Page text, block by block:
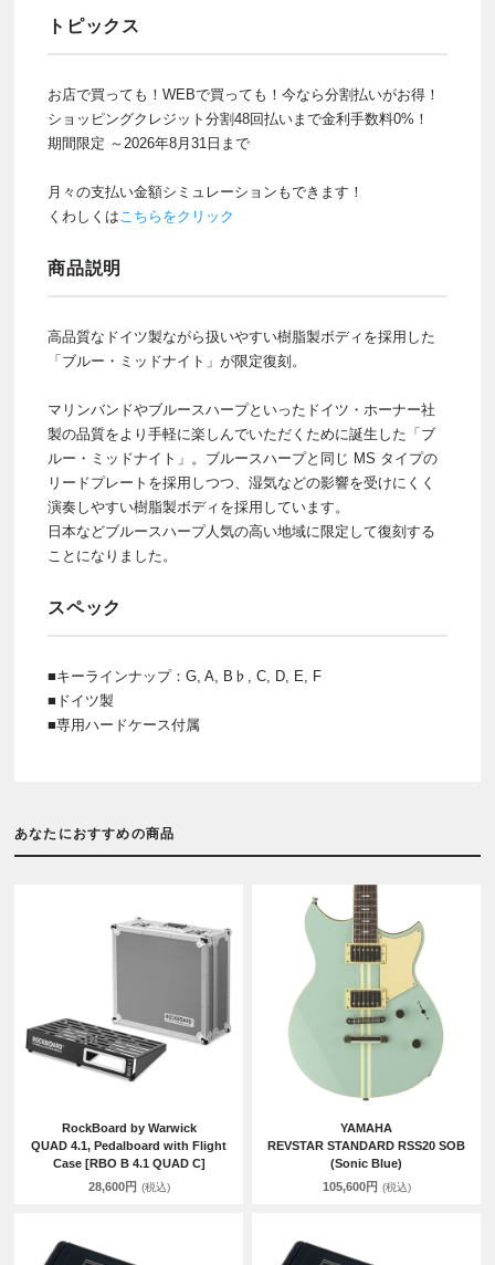
トピックス
お店で買っても！WEBで買っても！今なら分割払いがお得！
ショッピングクレジット分割48回払いまで金利手数料0%！
期間限定 ～2026年8月31日まで
月々の支払い金額シミュレーションもできます！
くわしくはこちらをクリック
商品説明
高品質なドイツ製ながら扱いやすい樹脂製ボディを採用した
「ブルー・ミッドナイト」が限定復刻。
マリンバンドやブルースハープといったドイツ・ホーナー社
製の品質をより手軽に楽しんでいただくために誕生した「ブ
ルー・ミッドナイト」。ブルースハープと同じ MS タイプの
リードプレートを採用しつつ、湿気などの影響を受けにくく
演奏しやすい樹脂製ボディを採用しています。
日本などブルースハープ人気の高い地域に限定して復刻する
ことになりました。
スペック
■キーラインナップ：G, A, B♭, C, D, E, F
■ドイツ製
■専用ハードケース付属
あなたにおすすめの商品
RockBoard by Warwick
QUAD 4.1, Pedalboard with Flight
Case [RBO B 4.1 QUAD C]
28,600円 (税込)
YAMAHA
REVSTAR STANDARD RSS20 SOB
(Sonic Blue)
105,600円 (税込)